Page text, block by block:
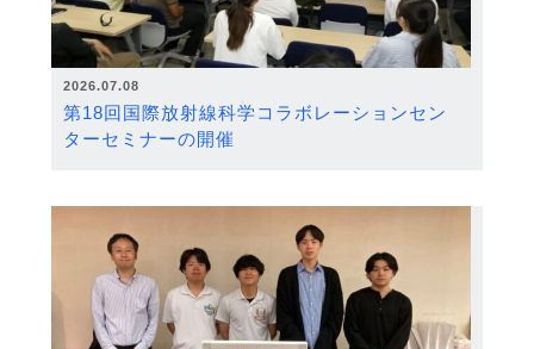
2026.07.08
第18回国際放射線科学コラボレーションセン
ターセミナーの開催